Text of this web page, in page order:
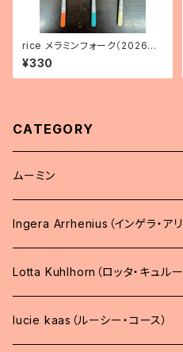
rice メラミンフォーク（2026年
新色）
¥330
CATEGORY
ムーミン
Ingera Arrhenius（インゲラ・アリ
Lotta Kuhlhorn（ロッタ・キュルー
lucie kaas（ルーシー・コース）